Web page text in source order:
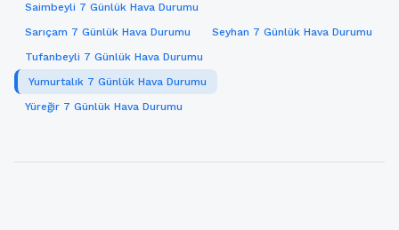
Saimbeyli 7 Günlük Hava Durumu
Sarıçam 7 Günlük Hava Durumu
Seyhan 7 Günlük Hava Durumu
Tufanbeyli 7 Günlük Hava Durumu
Yumurtalık 7 Günlük Hava Durumu
Yüreğir 7 Günlük Hava Durumu